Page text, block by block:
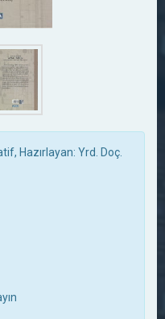
Hazırlayan: Yrd. Doç.